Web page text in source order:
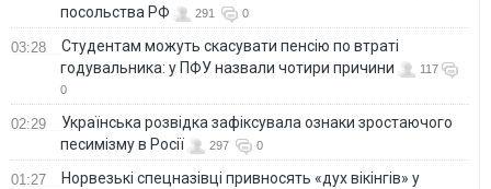
посольства РФ
291 0
03:28
Студентам можуть скасувати пенсію по втраті
годувальника: у ПФУ назвали чотири причини
117
0
02:29
Українська розвідка зафіксувала ознаки зростаючого
песимізму в Росії
297 0
01:27
Норвезькі спецназівці привносять «дух вікінгів» у